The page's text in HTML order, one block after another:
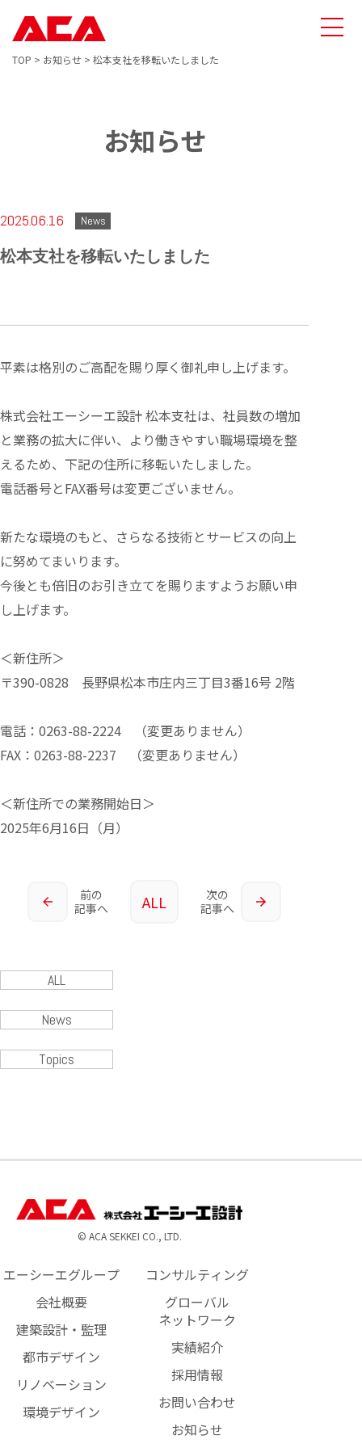
TOP > お知らせ > 松本支社を移転いたしました
お知らせ
2025.06.16 News
松本支社を移転いたしました
平素は格別のご高配を賜り厚く御礼申し上げます。
株式会社エーシーエ設計 松本支社は、社員数の増加
と業務の拡大に伴い、より働きやすい職場環境を整
えるため、下記の住所に移転いたしました。
電話番号とFAX番号は変更ございません。
新たな環境のもと、さらなる技術とサービスの向上
に努めてまいります。
今後とも倍旧のお引き立てを賜りますようお願い申
し上げます。
＜新住所＞
〒390-0828 長野県松本市庄内三丁目3番16号 2階
電話：0263-88-2224 （変更ありません）
FAX：0263-88-2237 （変更ありません）
＜新住所での業務開始日＞
2025年6月16日（月）
前の
記事へ
ALL
次の
記事へ
ALL
News
Topics
© ACA SEKKEI CO., LTD.
エーシーエグループ
会社概要
建築設計・監理
都市デザイン
リノベーション
環境デザイン
コンサルティング
グローバル
ネットワーク
実績紹介
採用情報
お問い合わせ
お知らせ